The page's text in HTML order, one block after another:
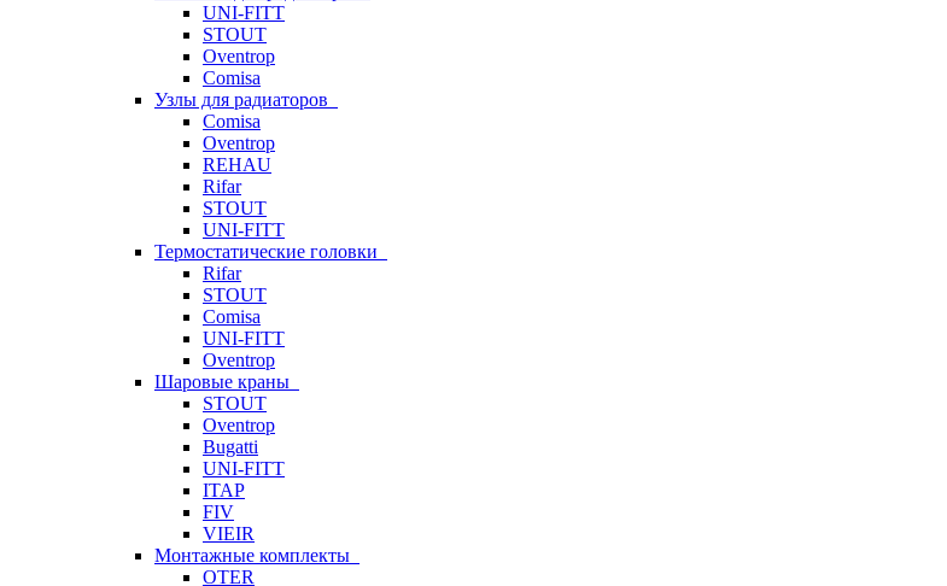
UNI-FITT
STOUT
Oventrop
Comisa
Узлы для радиаторов
Comisa
Oventrop
REHAU
Rifar
STOUT
UNI-FITT
Термостатические головки
Rifar
STOUT
Comisa
UNI-FITT
Oventrop
Шаровые краны
STOUT
Oventrop
Bugatti
UNI-FITT
ITAP
FIV
VIEIR
Монтажные комплекты
OTER